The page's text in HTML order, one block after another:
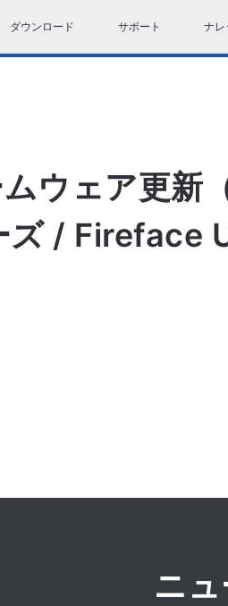
ダウンロード サポート ナレ
ウェア更
/ Fireface
ニ